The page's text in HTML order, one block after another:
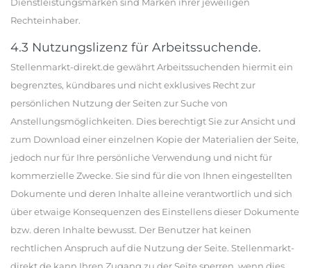
Rechteinhaber.
4.3 Nutzungslizenz für Arbeitssuchende.
Stellenmarkt-direkt.de gewährt Arbeitssuchenden hiermit ein
begrenztes, kündbares und nicht exklusives Recht zur
persönlichen Nutzung der Seiten zur Suche von
Anstellungsmöglichkeiten. Dies berechtigt Sie zur Ansicht und
zum Download einer einzelnen Kopie der Materialien der Seite,
jedoch nur für Ihre persönliche Verwendung und nicht für
kommerzielle Zwecke. Sie sind für die von Ihnen eingestellten
Dokumente und deren Inhalte alleine verantwortlich und sich
über etwaige Konsequenzen des Einstellens dieser Dokumente
bzw. deren Inhalte bewusst. Der Benutzer hat keinen
rechtlichen Anspruch auf die Nutzung der Seite. Stellenmarkt-